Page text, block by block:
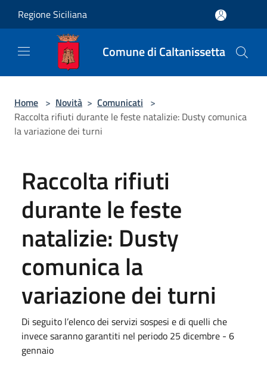
Regione Siciliana
Comune di Caltanissetta
Home > Novità > Comunicati >
Raccolta rifiuti durante le feste natalizie: Dusty comunica
la variazione dei turni
Raccolta rifiuti
durante le feste
natalizie: Dusty
comunica la
variazione dei turni
Di seguito l’elenco dei servizi sospesi e di quelli che
invece saranno garantiti nel periodo 25 dicembre - 6
gennaio